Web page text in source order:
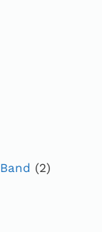
(2)